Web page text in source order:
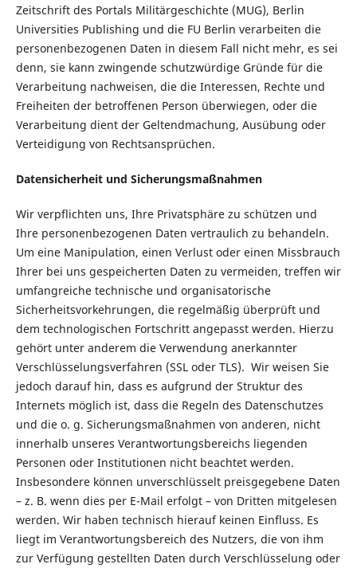
Zeitschrift des Portals Militärgeschichte (MUG), Berlin
Universities Publishing und die FU Berlin verarbeiten die
personenbezogenen Daten in diesem Fall nicht mehr, es sei
denn, sie kann zwingende schutzwürdige Gründe für die
Verarbeitung nachweisen, die die Interessen, Rechte und
Freiheiten der betroffenen Person überwiegen, oder die
Verarbeitung dient der Geltendmachung, Ausübung oder
Verteidigung von Rechtsansprüchen.
Datensicherheit und Sicherungsmaßnahmen
Wir verpflichten uns, Ihre Privatsphäre zu schützen und
Ihre personenbezogenen Daten vertraulich zu behandeln.
Um eine Manipulation, einen Verlust oder einen Missbrauch
Ihrer bei uns gespeicherten Daten zu vermeiden, treffen wir
umfangreiche technische und organisatorische
Sicherheitsvorkehrungen, die regelmäßig überprüft und
dem technologischen Fortschritt angepasst werden. Hierzu
gehört unter anderem die Verwendung anerkannter
Verschlüsselungsverfahren (SSL oder TLS). Wir weisen Sie
jedoch darauf hin, dass es aufgrund der Struktur des
Internets möglich ist, dass die Regeln des Datenschutzes
und die o. g. Sicherungsmaßnahmen von anderen, nicht
innerhalb unseres Verantwortungsbereichs liegenden
Personen oder Institutionen nicht beachtet werden.
Insbesondere können unverschlüsselt preisgegebene Daten
– z. B. wenn dies per E-Mail erfolgt – von Dritten mitgelesen
werden. Wir haben technisch hierauf keinen Einfluss. Es
liegt im Verantwortungsbereich des Nutzers, die von ihm
zur Verfügung gestellten Daten durch Verschlüsselung oder